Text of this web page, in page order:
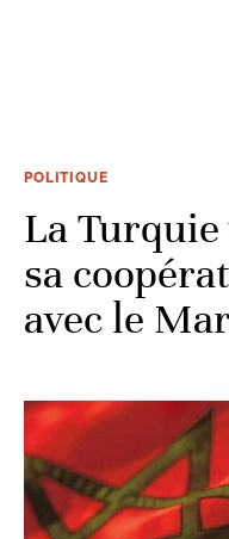
POLITIQUE
La
sa
avec le